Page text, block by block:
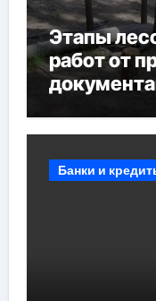
Этапы
работ от
Банки и